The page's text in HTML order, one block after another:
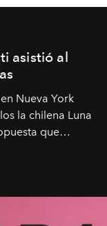
asistió al
Nueva York
la chilena Luna
que